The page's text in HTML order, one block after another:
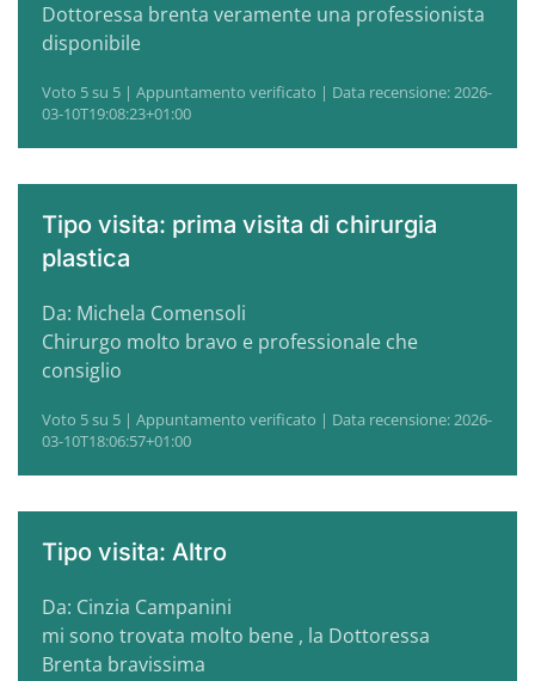
Dottoressa brenta veramente una professionista
disponibile
Voto 5 su 5 | Appuntamento verificato | Data recensione: 2026-
03-10T19:08:23+01:00
Tipo visita: prima visita di chirurgia
plastica
Da: Michela Comensoli
Chirurgo molto bravo e professionale che
consiglio
Voto 5 su 5 | Appuntamento verificato | Data recensione: 2026-
03-10T18:06:57+01:00
Tipo visita: Altro
Da: Cinzia Campanini
mi sono trovata molto bene , la Dottoressa
Brenta bravissima